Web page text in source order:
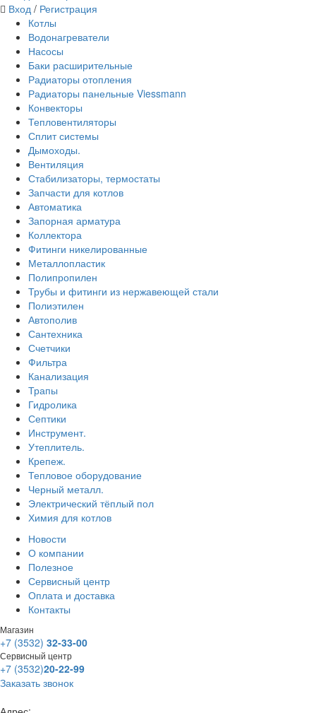
Вход / Регистрация
Котлы
Водонагреватели
Насосы
Баки расширительные
Радиаторы отопления
Радиаторы панельные Viessmann
Конвекторы
Тепловентиляторы
Сплит системы
Дымоходы.
Вентиляция
Стабилизаторы, термостаты
Запчасти для котлов
Автоматика
Запорная арматура
Коллектора
Фитинги никелированные
Металлопластик
Полипропилен
Трубы и фитинги из нержавеющей стали
Полиэтилен
Автополив
Сантехника
Счетчики
Фильтра
Канализация
Трапы
Гидролика
Септики
Инструмент.
Утеплитель.
Крепеж.
Тепловое оборудование
Черный металл.
Электрический тёплый пол
Химия для котлов
Новости
О компании
Полезное
Сервисный центр
Оплата и доставка
Контакты
Магазин
+7 (3532) 32-33-00
Сервисный центр
+7 (3532)20-22-99
Заказать звонок